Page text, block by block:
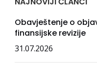
Obavještenje o
finansijske revizije
31.07.2026